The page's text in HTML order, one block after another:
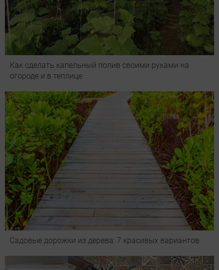
Как сделать капельный полив своими руками на
огороде и в теплице
Садовые дорожки из дерева: 7 красивых вариантов